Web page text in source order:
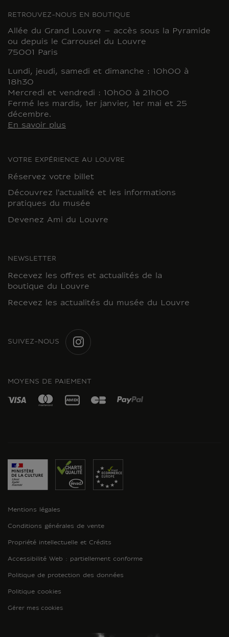
RETROUVEZ-NOUS EN BOUTIQUE
Allée du Grand Louvre – accès sous la Pyramide
ou depuis le Carrousel du Louvre
75001 Paris
Lundi, jeudi, samedi et dimanche : 10h00 à
18h30
Mercredi et vendredi : 10h00 à 21h00
Fermé les mardis, 1er janvier, 1er mai et 25
décembre.
En savoir plus
VOTRE EXPÉRIENCE AU LOUVRE
Réservez votre billet
Découvrez l'actualité et les informations
pratiques du musée
Devenez Ami du Louvre
NEWSLETTER
Recevez les offres et actualités de la
boutique du Louvre
Recevez les actualités du musée du Louvre
SUIVEZ-NOUS
MOYENS DE PAIEMENT
Mentions légales
Conditions générales de vente
Propriété intellectuelle et Crédits
Accessibilité Web : partiellement conforme
Politique de protection des données
Politique cookies
Gérer mes cookies